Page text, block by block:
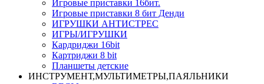
Игровые приставки 16бит.
Игровые приставки 8 бит Денди
ИГРУШКИ АНТИСТРЕС
ИГРЫ/ИГРУШКИ
Кардриджи 16bit
Картриджи 8 bit
Планшеты детские
ИНСТРУМЕНТ,МУЛЬТИМЕТРЫ,ПАЯЛЬНИКИ